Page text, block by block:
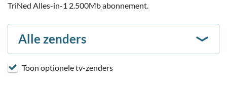
TriNed Alles-in-1 2.500Mb abonnement.
Alle zenders
Toon optionele tv-zenders